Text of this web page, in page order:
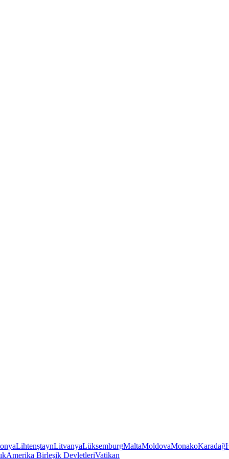
LihtenştaynLitvanyaLüksemburgMaltaMoldovaMonakoKaradağ
Amerika Birleşik DevletleriVatikan